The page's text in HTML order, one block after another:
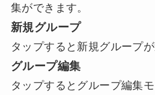
集ができます。
新規グループ
タップすると新規グループが
グループ編集
タップするとグループ編集